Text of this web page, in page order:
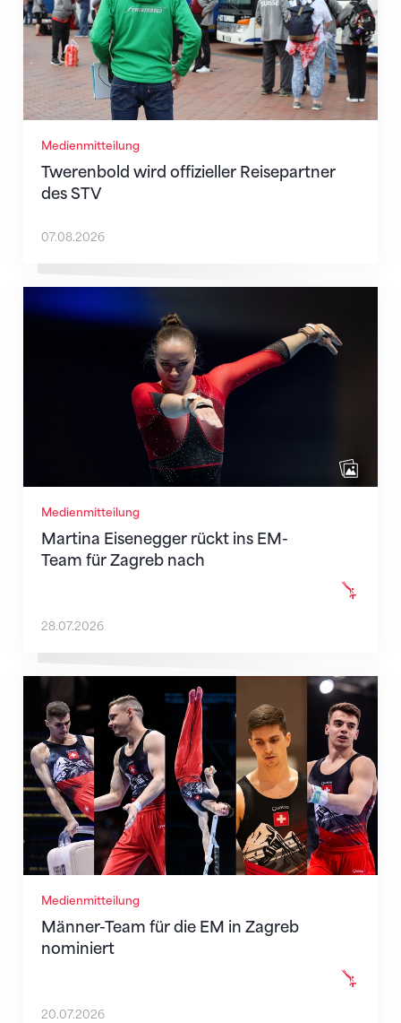
Medienmitteilung
Twerenbold wird offizieller Reisepartner
des STV
07.08.2026
Medienmitteilung
Martina Eisenegger rückt ins EM-
Team für Zagreb nach
28.07.2026
Medienmitteilung
Männer-Team für die EM in Zagreb
nominiert
Männer-Team für die EM in Zagreb nominiert
20.07.2026